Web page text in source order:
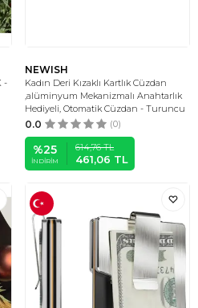
-
NEWISH
Kadın Deri Kızaklı Kartlık Cüzdan
,alüminyum Mekanizmalı Anahtarlık
Hediyeli, Otomatik Cüzdan - Turuncu
0.0 (0)
%25
İNDIRIM
614,76TL
461,06 TL